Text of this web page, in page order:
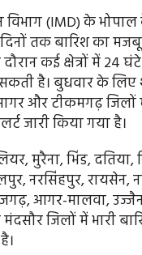
विभाग (IMD) के
तक बारिश का
कई क्षेत्रों में 24
है। बुधवार के लिए
और टीकमगढ़ जिलों
जारी किया गया है।
मुरैना, भिंड, दतिया,
नरसिंहपुर, रायसेन,
आगर-मालवा,
जिलों में भारी